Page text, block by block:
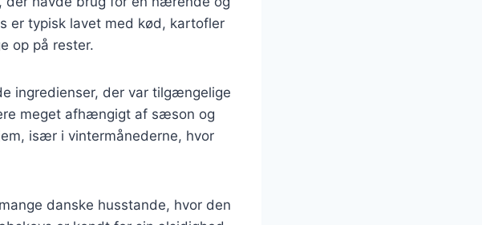
er typisk lavet med kød, kartofler
op på rester.
ingredienser, der var tilgængelige
meget afhængigt af sæson og
især i vintermånederne, hvor
danske husstande, hvor den